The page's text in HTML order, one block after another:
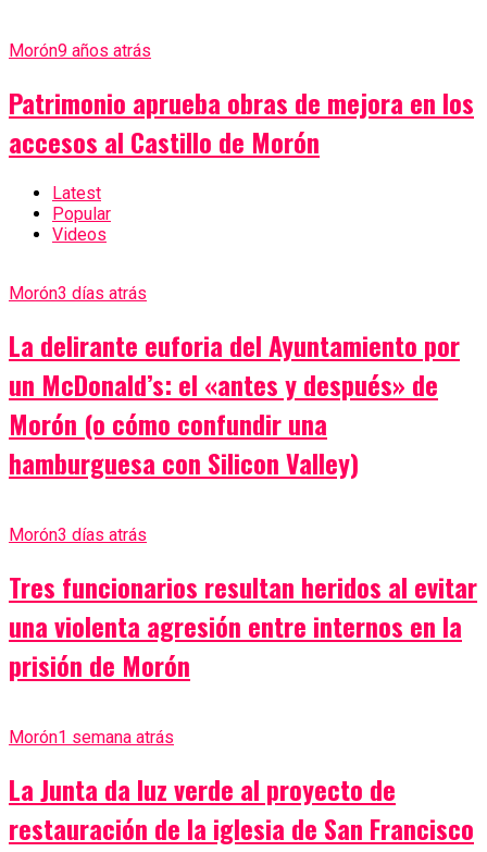
Morón9 años atrás
Patrimonio aprueba obras de mejora en los
accesos al Castillo de Morón
Latest
Popular
Videos
Morón3 días atrás
La delirante euforia del Ayuntamiento por
un McDonald’s: el «antes y después» de
Morón (o cómo confundir una
hamburguesa con Silicon Valley)
Morón3 días atrás
Tres funcionarios resultan heridos al evitar
una violenta agresión entre internos en la
prisión de Morón
Morón1 semana atrás
La Junta da luz verde al proyecto de
restauración de la iglesia de San Francisco